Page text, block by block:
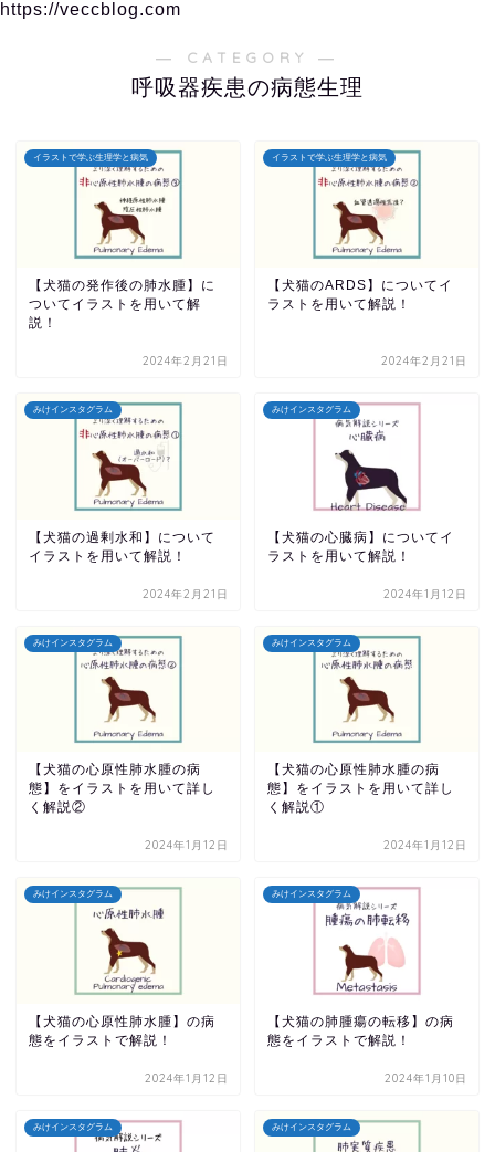
https://veccblog.com
― CATEGORY ―
呼吸器疾患の病態生理
イラストで学ぶ生理学と病気
【犬猫の発作後の肺水腫】に
ついてイラストを用いて解
説！
2024年2月21日
イラストで学ぶ生理学と病気
【犬猫のARDS】についてイ
ラストを用いて解説！
2024年2月21日
みけインスタグラム
【犬猫の過剰水和】について
イラストを用いて解説！
2024年2月21日
みけインスタグラム
【犬猫の心臓病】についてイ
ラストを用いて解説！
2024年1月12日
みけインスタグラム
【犬猫の心原性肺水腫の病
態】をイラストを用いて詳し
く解説②
2024年1月12日
みけインスタグラム
【犬猫の心原性肺水腫の病
態】をイラストを用いて詳し
く解説①
2024年1月12日
みけインスタグラム
【犬猫の心原性肺水腫】の病
態をイラストで解説！
2024年1月12日
みけインスタグラム
【犬猫の肺腫瘍の転移】の病
態をイラストで解説！
2024年1月10日
みけインスタグラム みけインスタグラム